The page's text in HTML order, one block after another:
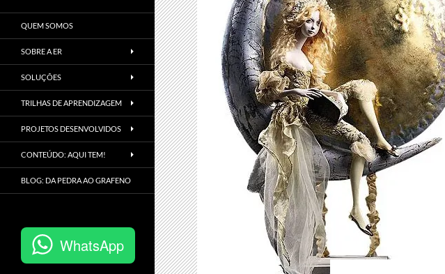
QUEM SOMOS
SOBRE A ER
SOLUÇÕES
TRILHAS DE APRENDIZAGEM
PROJETOS DESENVOLVIDOS
CONTEÚDO: AQUI TEM!
BLOG: DA PEDRA AO GRAFENO
WhatsApp